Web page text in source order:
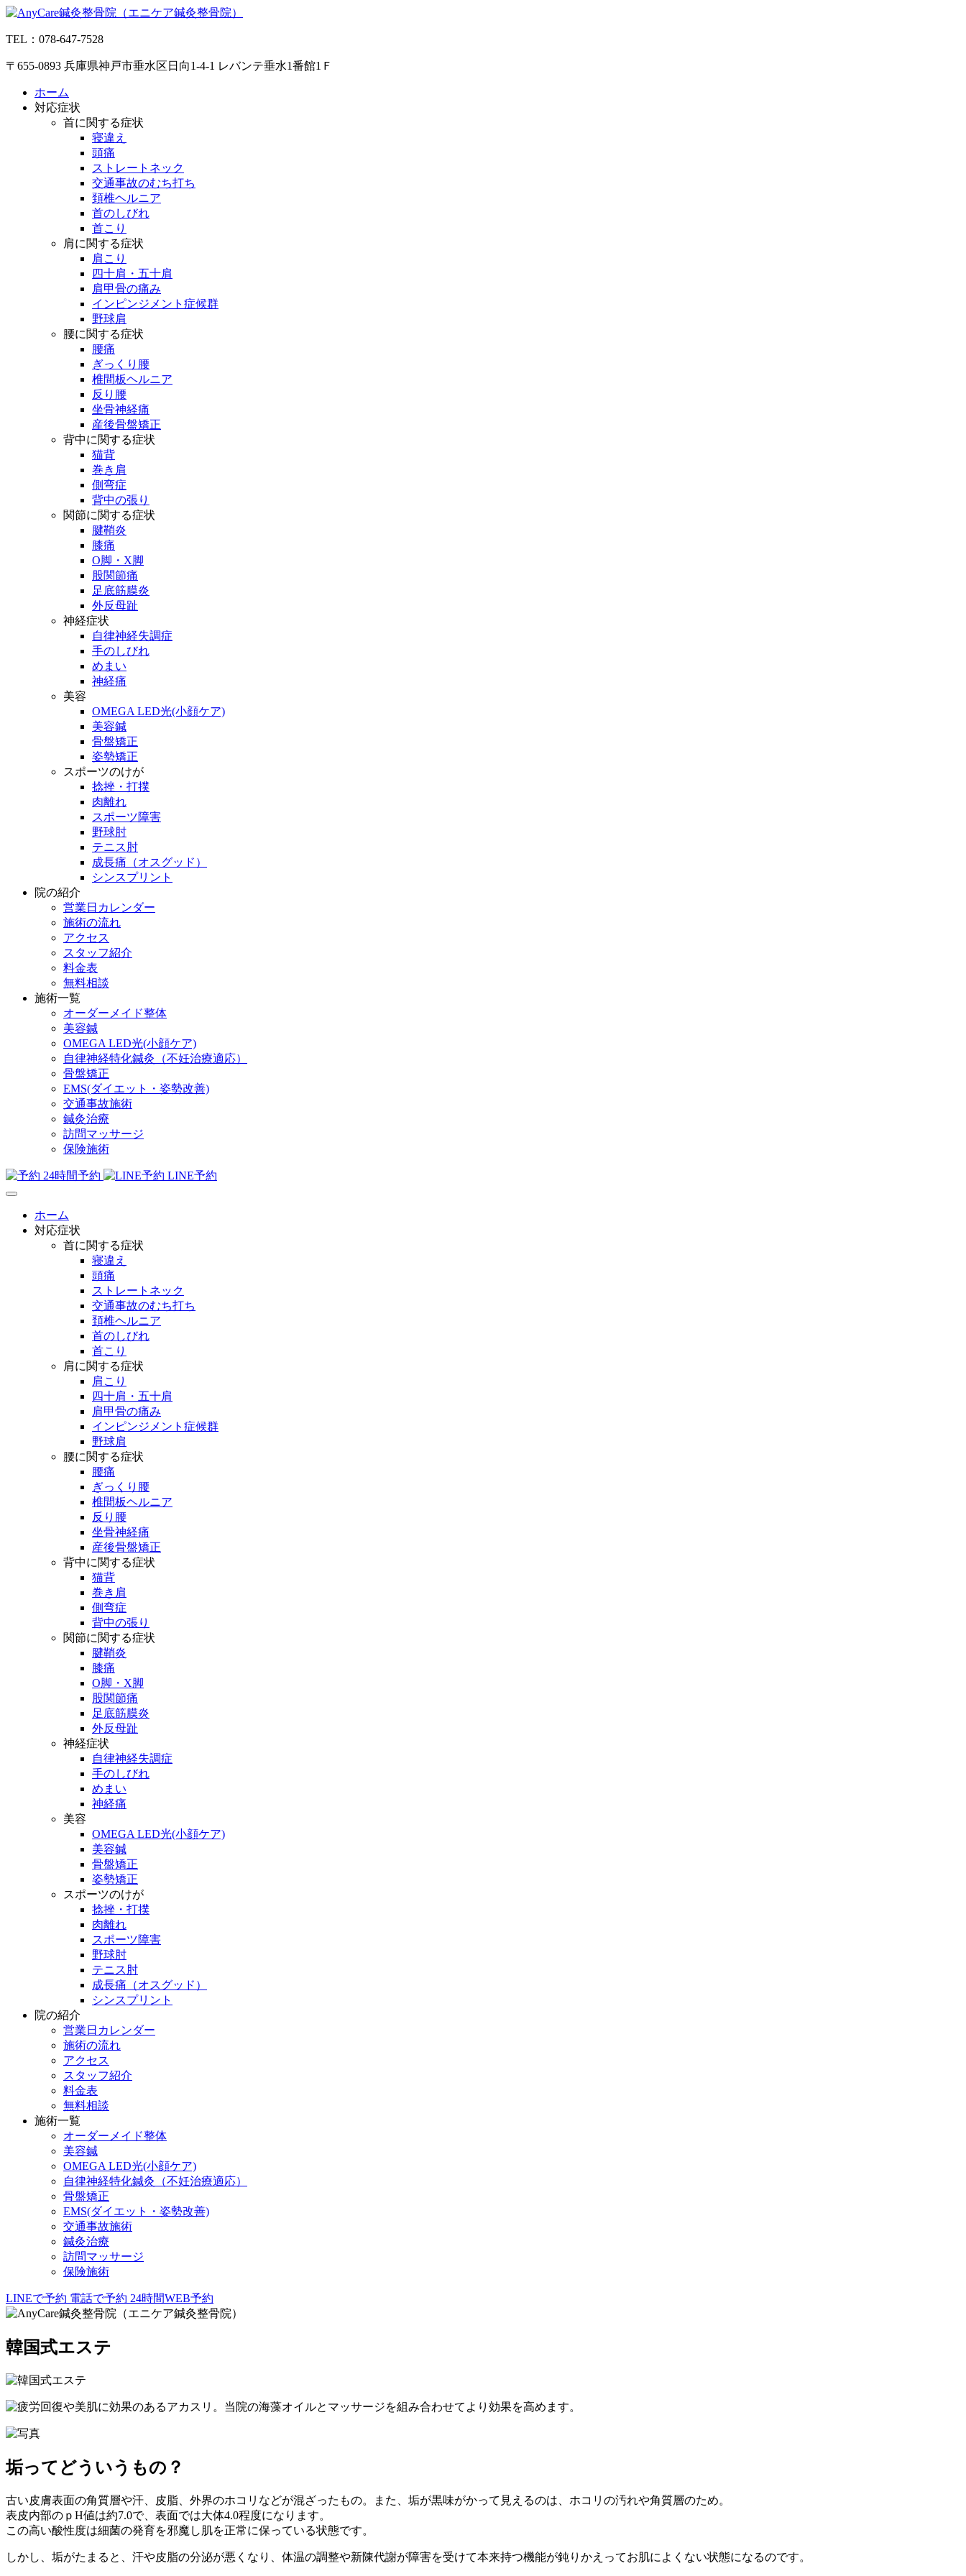
コ
テ
ツ
TEL：078-647-7528
〒655-0893 兵庫県神戸市垂水区日向1-4-1 レバンテ垂水1番館1Ｆ
ホーム
対応症状
首に関する症状
寝違え
頭痛
ストレートネック
交通事故のむち打ち
頚椎ヘルニア
首のしびれ
首こり
肩に関する症状
肩こり
四十肩・五十肩
肩甲骨の痛み
インピンジメント症候群
野球肩
腰に関する症状
腰痛
ぎっくり腰
椎間板ヘルニア
反り腰
坐骨神経痛
産後骨盤矯正
背中に関する症状
猫背
巻き肩
側弯症
背中の張り
関節に関する症状
腱鞘炎
膝痛
O脚・X脚
股関節痛
足底筋膜炎
外反母趾
神経症状
自律神経失調症
手のしびれ
めまい
神経痛
美容
OMEGA LED光(小顔ケア)
美容鍼
骨盤矯正
姿勢矯正
スポーツのけが
捻挫・打撲
肉離れ
スポーツ障害
野球肘
テニス肘
成長痛（オスグッド）
シンスプリント
院の紹介
営業日カレンダー
施術の流れ
アクセス
スタッフ紹介
料金表
無料相談
施術一覧
オーダーメイド整体
美容鍼
OMEGA LED光(小顔ケア)
自律神経特化鍼灸（不妊治療適応）
骨盤矯正
EMS(ダイエット・姿勢改善)
交通事故施術
鍼灸治療
訪問マッサージ
保険施術
24時間予約 LINE予約
ホーム
対応症状
首に関する症状
寝違え
頭痛
ストレートネック
交通事故のむち打ち
頚椎ヘルニア
首のしびれ
首こり
肩に関する症状
肩こり
四十肩・五十肩
肩甲骨の痛み
インピンジメント症候群
野球肩
腰に関する症状
腰痛
ぎっくり腰
椎間板ヘルニア
反り腰
坐骨神経痛
産後骨盤矯正
背中に関する症状
猫背
巻き肩
側弯症
背中の張り
関節に関する症状
腱鞘炎
膝痛
O脚・X脚
股関節痛
足底筋膜炎
外反母趾
神経症状
自律神経失調症
手のしびれ
めまい
神経痛
美容
OMEGA LED光(小顔ケア)
美容鍼
骨盤矯正
姿勢矯正
スポーツのけが
捻挫・打撲
肉離れ
スポーツ障害
野球肘
テニス肘
成長痛（オスグッド）
シンスプリント
院の紹介
営業日カレンダー
施術の流れ
アクセス
スタッフ紹介
料金表
無料相談
施術一覧
オーダーメイド整体
美容鍼
OMEGA LED光(小顔ケア)
自律神経特化鍼灸（不妊治療適応）
骨盤矯正
EMS(ダイエット・姿勢改善)
交通事故施術
鍼灸治療
訪問マッサージ
保険施術
LINEで予約 電話で予約 24時間WEB予約
韓国式エステ
垢ってどういうもの？
古い皮膚表面の角質層や汗、皮脂、外界のホコリなどが混ざったもの。また、垢が黒味がかって見えるのは、ホコリの汚れや角質層のため。
表皮内部のｐH値は約7.0で、表面では大体4.0程度になります。
この高い酸性度は細菌の発育を邪魔し肌を正常に保っている状態です。
しかし、垢がたまると、汗や皮脂の分泌が悪くなり、体温の調整や新陳代謝が障害を受けて本来持つ機能が鈍りかえってお肌によくない状態になるのです。